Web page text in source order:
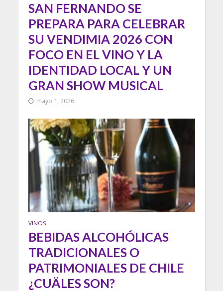
SAN FERNANDO SE
PREPARA PARA CELEBRAR
SU VENDIMIA 2026 CON
FOCO EN EL VINO Y LA
IDENTIDAD LOCAL Y UN
GRAN SHOW MUSICAL
mayo 1, 2026
VINOS
BEBIDAS ALCOHÓLICAS
TRADICIONALES O
PATRIMONIALES DE CHILE
¿CUÄLES SON?